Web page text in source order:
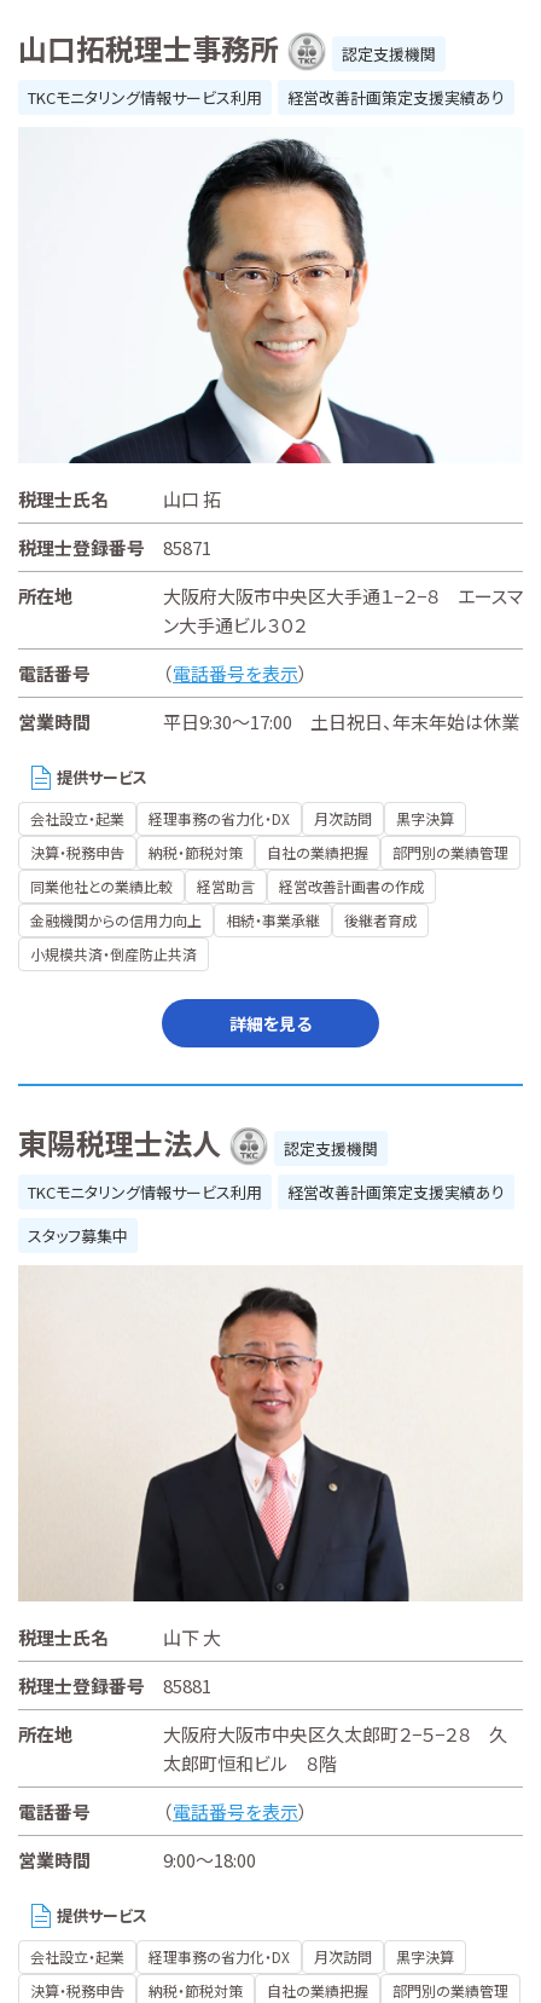
山口拓税理士事務所
認定支援機関
TKCモニタリング情報サービス利用
経営改善計画策定支援実績あり
税理士氏名
山口 拓
税理士登録番号
85871
所在地
大阪府大阪市中央区大手通１−２−８ エースマ
ン大手通ビル３０２
電話番号
（電話番号を表示）
営業時間
平日9:30～17:00 土日祝日、年末年始は休業
提供サービス
会社設立・起業 経理事務の省力化・DX 月次訪問
黒字決算
決算・税務申告
納税・節税対策 自社の業績把握
部門別の業績管理
同業他社との業績比較
経営助言
経営改善計画書の作成
金融機関からの信用力向上
相続・事業承継
後継者育成
小規模共済・倒産防止共済
詳細を見る
東陽税理士法人
認定支援機関
TKCモニタリング情報サービス利用
経営改善計画策定支援実績あり
スタッフ募集中
税理士氏名
山下 大
税理士登録番号
85881
所在地
大阪府大阪市中央区久太郎町２−５−２８ 久
太郎町恒和ビル ８階
電話番号
（電話番号を表示）
営業時間
9:00～18:00
提供サービス
会社設立・起業 経理事務の省力化・DX 月次訪問
黒字決算
決算・税務申告
納税・節税対策 自社の業績把握
部門別の業績管理